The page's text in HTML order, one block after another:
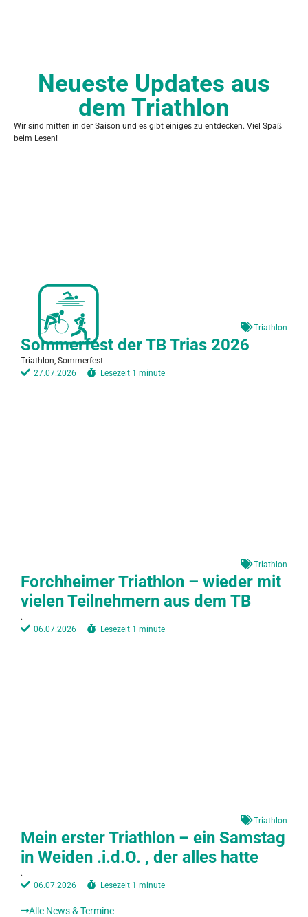
Neueste Updates aus
dem Triathlon
Wir sind mitten in der Saison und es gibt einiges zu entdecken. Viel Spaß
beim Lesen!
Triathlon
Sommerfest der TB Trias 2026
Triathlon, Sommerfest
27.07.2026
Lesezeit 1 minute
Triathlon
Forchheimer Triathlon – wieder mit
vielen Teilnehmern aus dem TB
.
06.07.2026
Lesezeit 1 minute
Triathlon
Mein erster Triathlon – ein Samstag
in Weiden .i.d.O. , der alles hatte
.
06.07.2026
Lesezeit 1 minute
Alle News & Termine